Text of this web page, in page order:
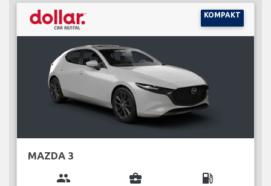
KOMPAKT
MAZDA 3
group business_center local_gas_station